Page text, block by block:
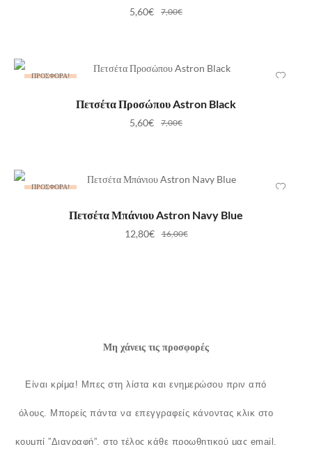
7,00€
5,60€
ΠΡΟΣΦΟΡΆ!
ΠΡΟΣΘΉΚΗ ΣΤΟ ΚΑΛΆΘΙ
Πετσέτα Προσώπου Astron Black
7,00€
5,60€
ΠΡΟΣΦΟΡΆ!
ΠΡΟΣΘΉΚΗ ΣΤΟ ΚΑΛΆΘΙ
Πετσέτα Μπάνιου Astron Navy Blue
16,00€
12,80€
Μη χάνεις τις προσφορές
Είναι κρίμα! Μπες στη λίστα και ενημερώσου πριν από
όλους. Μπορείς πάντα να επεγγραφείς κάνοντας κλικ στο
κουμπί ”Διαγραφή”, στο τέλος κάθε προωθητικού μας email.